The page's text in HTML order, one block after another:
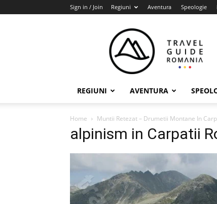
Sign in / Join Regiuni Aventura Speologie
Guide
Romania
REGIUNI AVENTURA
Home Muntii Retezat – Drumetii Montane In
alpinism in Carpatii